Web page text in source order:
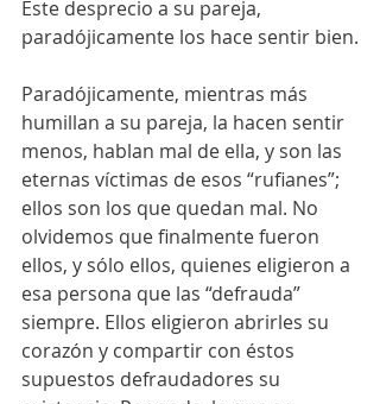
Este desprecio a su pareja,
paradójicamente los hace sentir bien.
Paradójicamente, mientras más
humillan a su pareja, la hacen sentir
menos, hablan mal de ella, y son las
eternas víctimas de esos “rufianes”;
ellos son los que quedan mal. No
olvidemos que finalmente fueron
ellos, y sólo ellos, quienes eligieron a
esa persona que las “defrauda”
siempre. Ellos eligieron abrirles su
corazón y compartir con éstos
supuestos defraudadores su